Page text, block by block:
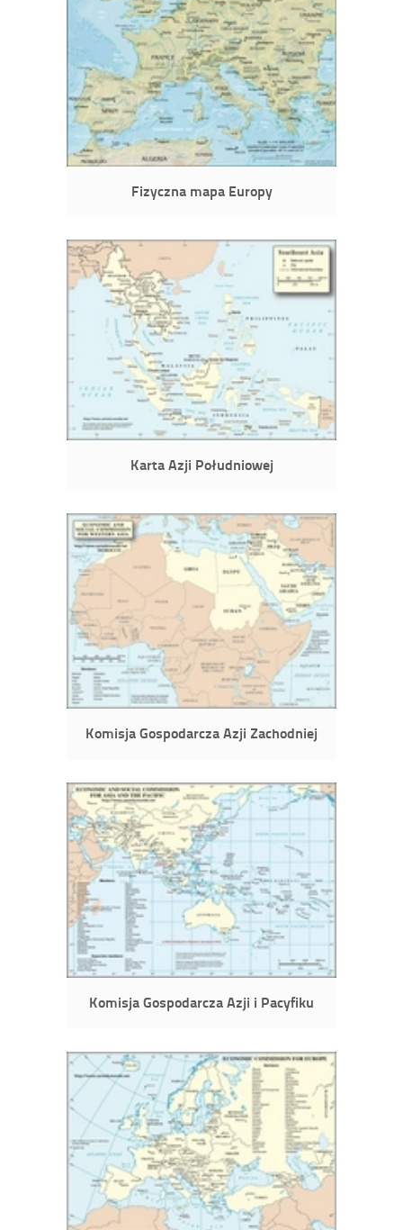
Fizyczna mapa Europy
Karta Azji Południowej
Komisja Gospodarcza Azji Zachodniej
Komisja Gospodarcza Azji i Pacyfiku